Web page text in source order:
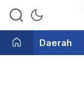
Daerah